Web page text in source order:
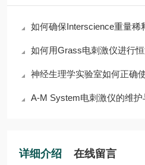
如何确保Interscience重量稀
如何用Grass电刺激仪进行
神经生理学实验室如何正确使用
A-M System电刺激仪的维护
详细介绍 在线留言